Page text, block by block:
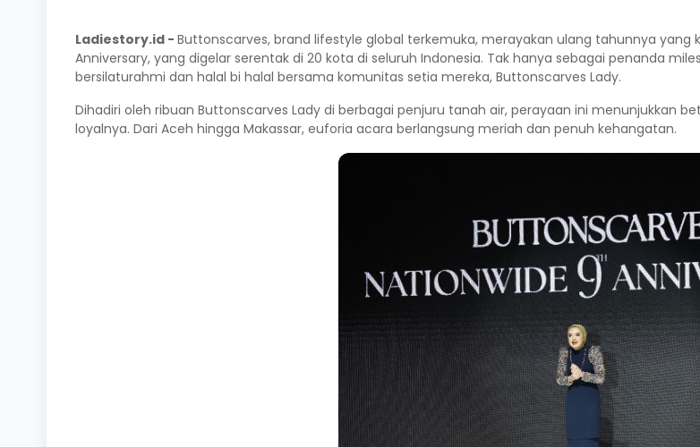
Ladiestory.id - Buttonscarves, brand lifestyle global terkemuka, merayakan ulang tahunnya
Anniversary, yang digelar serentak di 20 kota di seluruh Indonesia. Tak hanya sebagai penanda
bersilaturahmi dan halal bi halal bersama komunitas setia mereka, Buttonscarves Lady.
Dihadiri oleh ribuan Buttonscarves Lady di berbagai penjuru tanah air, perayaan ini menunjukkan
loyalnya. Dari Aceh hingga Makassar, euforia acara berlangsung meriah dan penuh kehangatan.